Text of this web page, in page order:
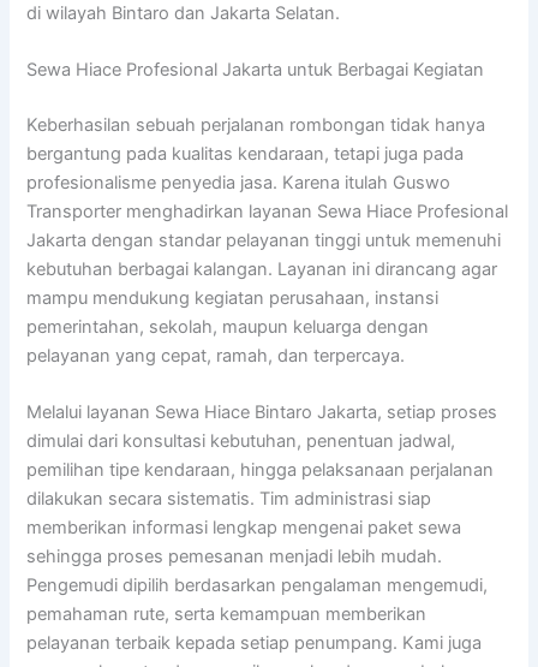
di wilayah Bintaro dan Jakarta Selatan.
Sewa Hiace Profesional Jakarta untuk Berbagai Kegiatan
Keberhasilan sebuah perjalanan rombongan tidak hanya
bergantung pada kualitas kendaraan, tetapi juga pada
profesionalisme penyedia jasa. Karena itulah Guswo
Transporter menghadirkan layanan Sewa Hiace Profesional
Jakarta dengan standar pelayanan tinggi untuk memenuhi
kebutuhan berbagai kalangan. Layanan ini dirancang agar
mampu mendukung kegiatan perusahaan, instansi
pemerintahan, sekolah, maupun keluarga dengan
pelayanan yang cepat, ramah, dan terpercaya.
Melalui layanan Sewa Hiace Bintaro Jakarta, setiap proses
dimulai dari konsultasi kebutuhan, penentuan jadwal,
pemilihan tipe kendaraan, hingga pelaksanaan perjalanan
dilakukan secara sistematis. Tim administrasi siap
memberikan informasi lengkap mengenai paket sewa
sehingga proses pemesanan menjadi lebih mudah.
Pengemudi dipilih berdasarkan pengalaman mengemudi,
pemahaman rute, serta kemampuan memberikan
pelayanan terbaik kepada setiap penumpang. Kami juga